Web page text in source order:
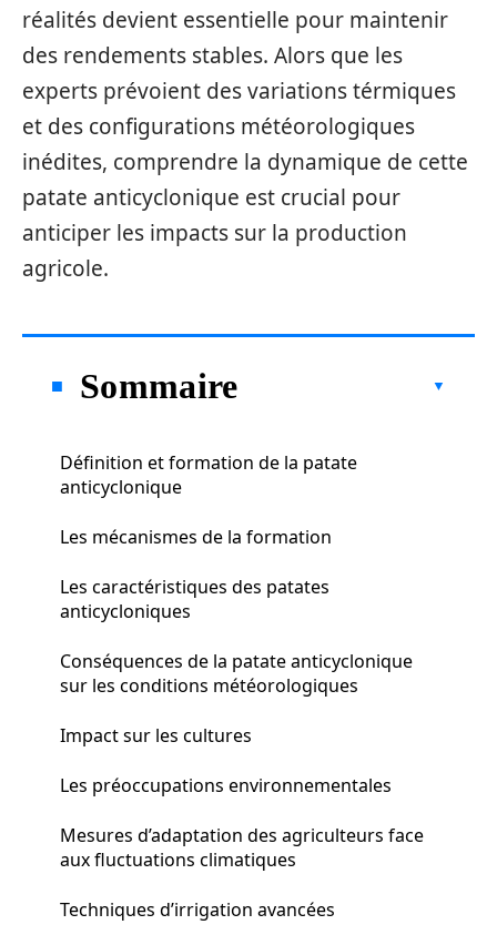
réalités devient essentielle pour maintenir
des rendements stables. Alors que les
experts prévoient des variations térmiques
et des configurations météorologiques
inédites, comprendre la dynamique de cette
patate anticyclonique est crucial pour
anticiper les impacts sur la production
agricole.
Sommaire
Définition et formation de la patate
anticyclonique
Les mécanismes de la formation
Les caractéristiques des patates
anticycloniques
Conséquences de la patate anticyclonique
sur les conditions météorologiques
Impact sur les cultures
Les préoccupations environnementales
Mesures d’adaptation des agriculteurs face
aux fluctuations climatiques
Techniques d’irrigation avancées